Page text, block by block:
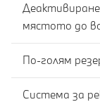
мястото до
По-голям
Система за